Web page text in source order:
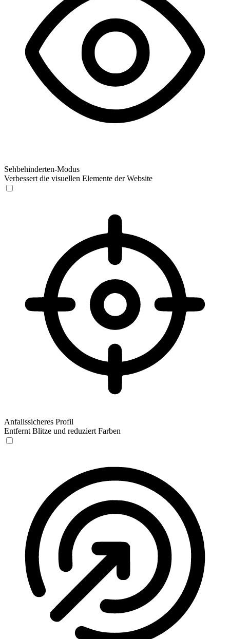
Sehbehinderten-Modus
Verbessert die visuellen Elemente der Website
Anfallssicheres Profil
Entfernt Blitze und reduziert Farben